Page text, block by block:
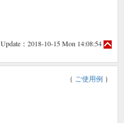
Update：2018-10-15 Mon 14:08:54
（ ご使用例 ）